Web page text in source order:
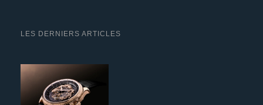
LES DERNIERS ARTICLES